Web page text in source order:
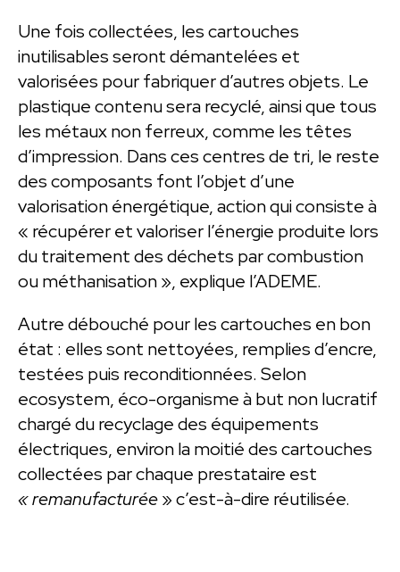
Une fois collectées, les cartouches
inutilisables seront démantelées et
valorisées pour fabriquer d’autres objets. Le
plastique contenu sera recyclé, ainsi que tous
les métaux non ferreux, comme les têtes
d’impression. Dans ces centres de tri, le reste
des composants font l’objet d’une
valorisation énergétique, action qui consiste à
« récupérer et valoriser l’énergie produite lors
du traitement des déchets par combustion
ou méthanisation », explique l’ADEME.
Autre débouché pour les cartouches en bon
état : elles sont nettoyées, remplies d’encre,
testées puis reconditionnées. Selon
ecosystem, éco-organisme à but non lucratif
chargé du recyclage des équipements
électriques, environ la moitié des cartouches
collectées par chaque prestataire est
« remanufacturée» c’est-à-dire réutilisée.